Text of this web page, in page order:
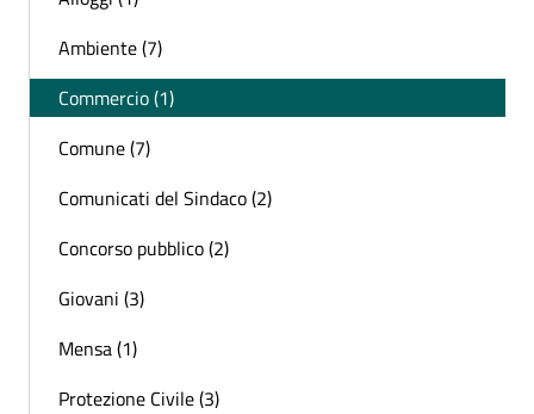
Ambiente (7)
Commercio (1)
Comune (7)
Comunicati del Sindaco (2)
Concorso pubblico (2)
Giovani (3)
Mensa (1)
Protezione Civile (3)